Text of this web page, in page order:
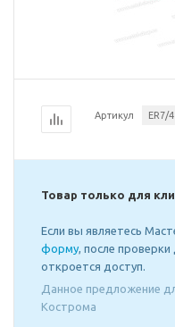
Артикул ER7/
Товар только для
Если вы являетесь
форму, после
откроется доступ.
Данное предложение
Кострома